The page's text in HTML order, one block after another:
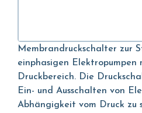
Membrandruckschalter zur
einphasigen Elektropumpen
Druckbereich. Die
Ein- und Ausschalten von
Abhängigkeit vom Druck zu